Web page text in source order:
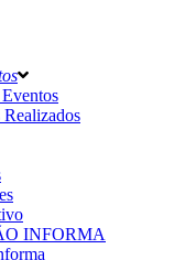
Realizados
INFORMA